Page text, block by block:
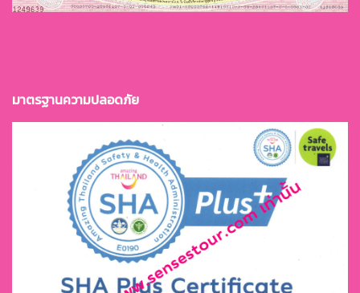
มาตรฐานความปลอดภัย